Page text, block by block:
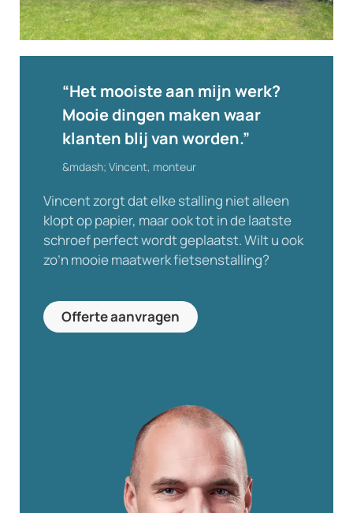
“Het mooiste aan mijn werk?
Mooie dingen maken waar
klanten blij van worden.”
Vincent, monteur
Vincent zorgt dat elke stalling niet alleen
klopt op papier, maar ook tot in de laatste
schroef perfect wordt geplaatst. Wilt u ook
zo’n mooie maatwerk fietsenstalling?
Offerte aanvragen